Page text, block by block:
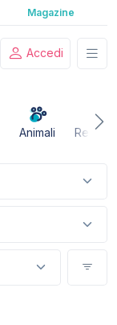
Magazine
Accedi
Animali